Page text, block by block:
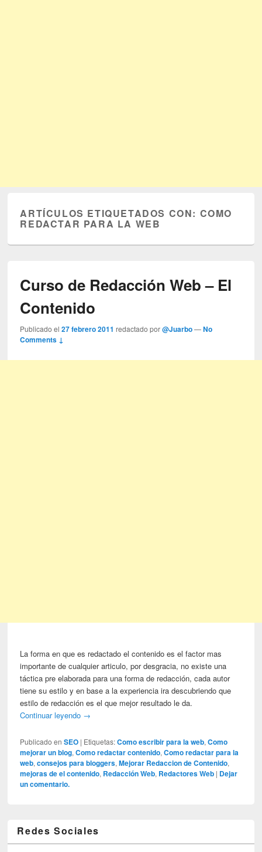
ARTÍCULOS ETIQUETADOS CON: COMO
REDACTAR PARA LA WEB
Curso de Redacción Web – El
Contenido
Publicado el27 febrero 2011 redactado por@Juarbo —No
Comments ↓
La forma en que es redactado el contenido es el factor mas
importante de cualquier articulo, por desgracia, no existe una
táctica pre elaborada para una forma de redacción, cada autor
tiene su estilo y en base a la experiencia ira descubriendo que
estilo de redacción es el que mejor resultado le da.
Continuar leyendo →
Publicado en SEO | Etiquetas: Como escribir para la web,Como
mejorar un blog,Como redactar contenido,Como redactar para la
web,consejos para bloggers,Mejorar Redaccion de Contenido,
mejoras de el contenido, Redacción Web, Redactores Web | Dejar
un comentario.
Redes Sociales